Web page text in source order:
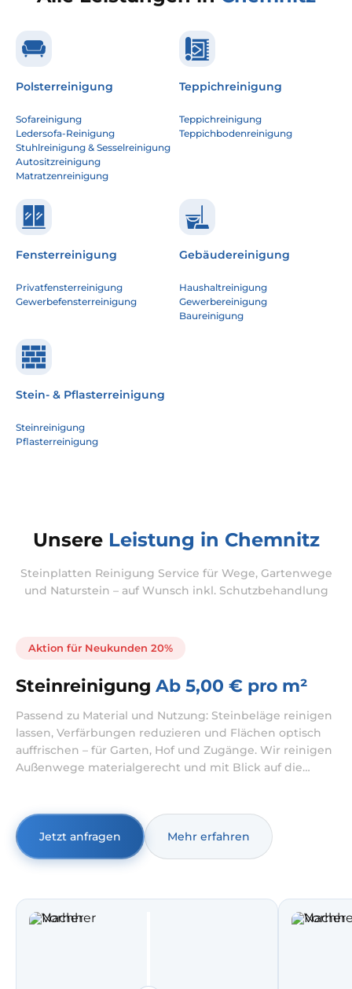
Polsterreinigung
Sofareinigung
Ledersofa-Reinigung
Stuhlreinigung & Sesselreinigung
Autositzreinigung
Matratzenreinigung
Teppichreinigung
Teppichreinigung
Teppichbodenreinigung
Fensterreinigung
Privatfensterreinigung
Gewerbefensterreinigung
Gebäudereinigung
Haushaltreinigung
Gewerbereinigung
Baureinigung
Stein- & Pflasterreinigung
Steinreinigung
Pflasterreinigung
Unsere Leistung in Chemnitz
Steinplatten Reinigung Service für Wege, Gartenwege
und Naturstein – auf Wunsch inkl. Schutzbehandlung
Aktion für Neukunden 20%
Steinreinigung Ab 5,00 € pro m²
Passend zu Material und Nutzung: Steinbeläge reinigen
lassen, Verfärbungen reduzieren und Flächen optisch
auffrischen – für Garten, Hof und Zugänge. Wir reinigen
Außenwege materialgerecht und mit Blick auf die
stimmen wir Verfahren und Mittel auf Steinart und
Zustand ab.
Jetzt anfragen Mehr erfahren